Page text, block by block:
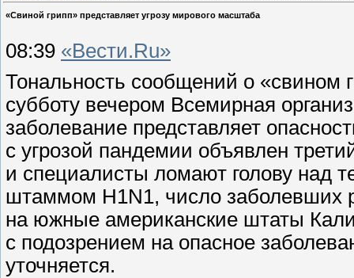
«Свиной грипп» представляет угрозу мирового масштаба
08:39 «Вести.Ru»
Тональность сообщений о «свином
субботу вечером Всемирная
заболевание представляет
с угрозой пандемии объявлен
и специалисты ломают голову над
штаммом H1N1, число заболевших
на южные американские штаты
с подозрением на опасное
уточняется.